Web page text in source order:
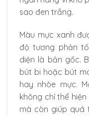
sao đen trắng.
Màu mực xanh
độ tương phản
diện là bản gốc.
bút bi hoặc bút
hay nhòe mực.
không chỉ thể
mà còn giúp quá